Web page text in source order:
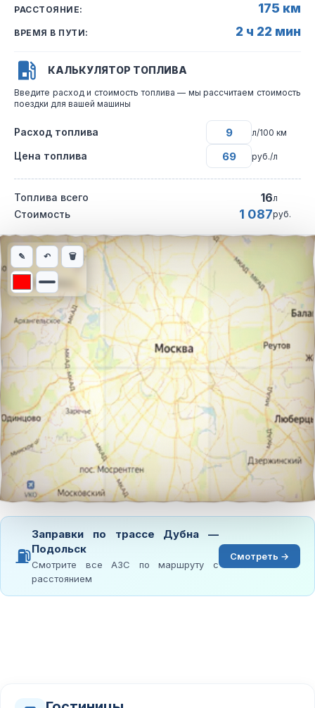
РАССТОЯНИЕ: 175 км
ВРЕМЯ В ПУТИ: 2 ч 22 мин
КАЛЬКУЛЯТОР ТОПЛИВА
Введите расход и стоимость топлива — мы рассчитаем стоимость
поездки для вашей машины
Расход топлива л/100 км
Цена топлива руб./л
Топлива всего 16л
Стоимость 1 087руб.
Интерактивная карта автомобильного маршрута из города
✎ ↶ 🗑
⛽
Заправки по трассе Дубна —
Подольск
Смотрите все АЗС по маршруту с
расстоянием
Смотреть →